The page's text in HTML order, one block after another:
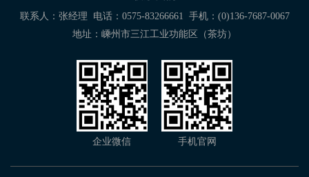
联系人：张经理 电话：0575-83266661 手机：(0)136-7687-0067
地址：嵊州市三江工业功能区（茶坊）
企业微信 手机官网